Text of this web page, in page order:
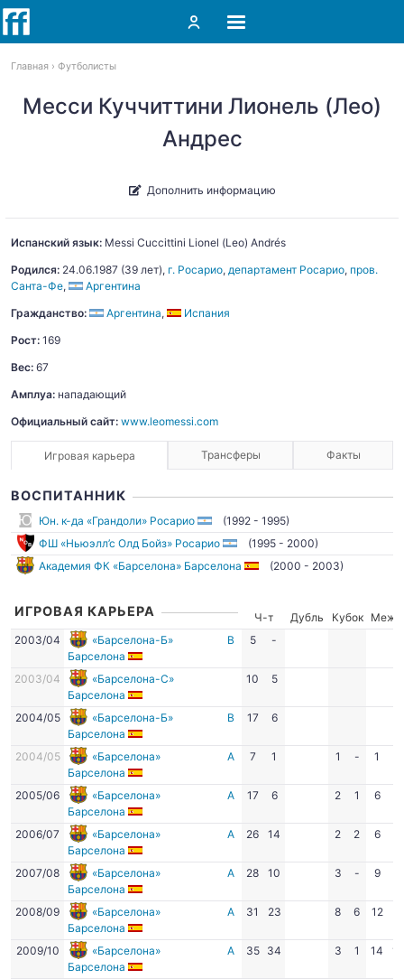
Главная Футболисты
Месси Куччиттини Лионель (Лео)
Андрес
Дополнить информацию
Испанский язык: Messi Cuccittini Lionel (Leo) Andrés
Родился: 24.06.1987 (39 лет), г. Росарио, департамент Росарио, пров.
Санта-Фе,
Аргентина
Гражданство:
Аргентина,
Испания
Рост: 169
Вес: 67
Амплуа: нападающий
Официальный сайт: www.leomessi.com
Игровая карьера Трансферы Факты
ВОСПИТАННИК
Юн. к-да «Грандоли» Росарио
(1992 - 1995)
ФШ «Ньюэлл’с Олд Бойз» Росарио
(1995 - 2000)
Академия ФК «Барселона» Барселона
(2000 - 2003)
ИГРОВАЯ КАРЬЕРА Ч-т Дубль Кубок
Межд.
2003/04
«Барселона-Б»
Барселона
В 5 -
2003/04
«Барселона-С»
Барселона
10 5
2004/05
«Барселона-Б»
Барселона
В 17 6
2004/05
«Барселона»
Барселона
А 7 1 1 - 1
2005/06
«Барселона»
Барселона
А 17 6 2 1 6
2006/07
«Барселона»
Барселона
А 26 14 2 2 6
2007/08
«Барселона»
Барселона
А 28 10 3 - 9
2008/09
«Барселона»
Барселона
А 31 23 8 6 12
2009/10
«Барселона»
Барселона
А 35 34 3 1 14 10